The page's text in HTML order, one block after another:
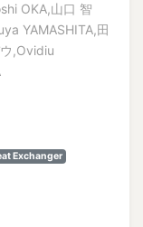
OKA,山口 智
YAMASHITA,田
,Ovidiu
Exchanger